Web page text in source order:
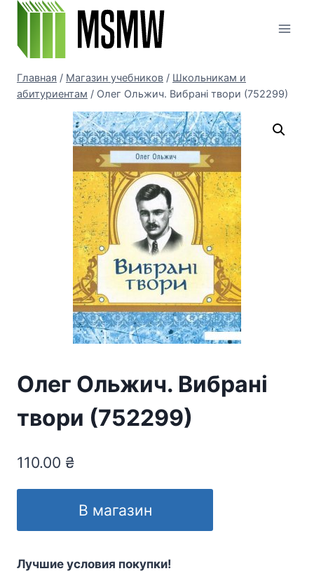
Перейти
содержимому
Главная / Магазин учебников / Школьникам и
абитуриентам / Олег Ольжич. Вибрані твори (752299)
Олег Ольжич. Вибрані
твори (752299)
110.00 ₴
В магазин
Лучшие условия покупки!